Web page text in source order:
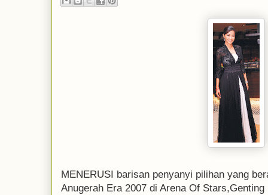
MENERUSI barisan penyanyi pilihan yang
Anugerah Era 2007 di Arena Of Stars,Genting